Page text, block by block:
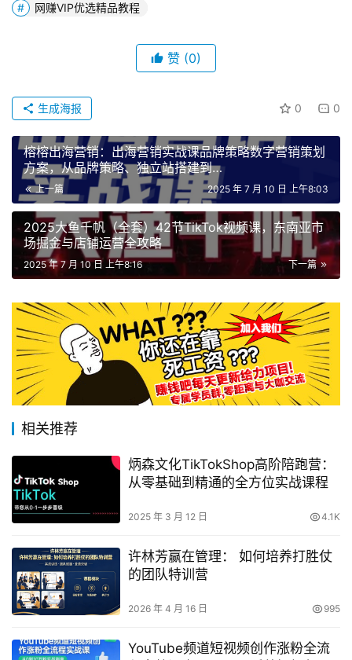
网赚VIP优选精品教程
赞 (0)
0 0
生成海报
榕榕出海营销：出海营销实战课品牌策略数字营销策划
方案，从品牌策略、独立站搭建到
Facebook/Google/TikTok全域数字营销
上一篇 2025 年 7 月 10 日 上午8:03
2025大鱼千帆（全套）42节TikTok视频课，东南亚市
场掘金与店铺运营全攻略
下一篇
2025 年 7 月 10 日 上午8:16
相关推荐
炳森文化TikTokShop高阶陪跑营：
从零基础到精通的全方位实战课程
2025 年 3 月 12 日 4.1K
许林芳赢在管理： 如何培养打胜仗
的团队特训营
2026 年 4 月 16 日 995
YouTube频道短视频创作涨粉全流